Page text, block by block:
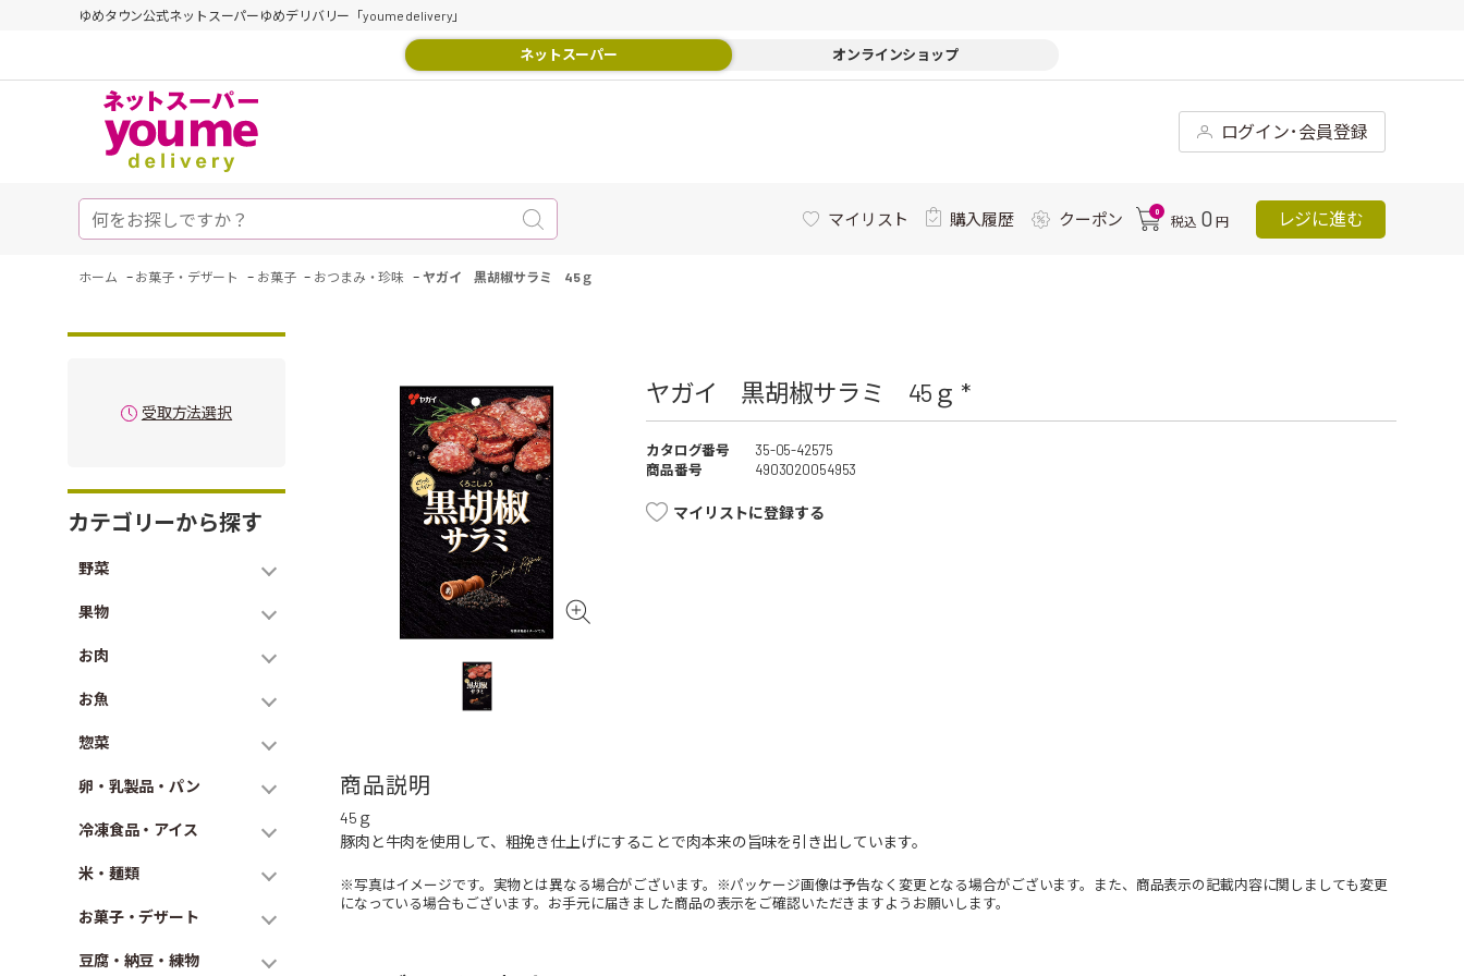
ゆめタウン公式ネットスーパーゆめデリバリー「youme delivery」
ネットスーパー オンラインショップ
ログイン･会員登録
マイリスト 購入履歴 クーポン 0
税込 0 円 レジに進む
ホーム - お菓子・デザート - お菓子 - おつまみ・珍味 - ヤガイ 黒胡椒サラミ 45ｇ
受取方法選択
カテゴリーから探す
野菜
果物
お肉
お魚
惣菜
卵・乳製品・パン
冷凍食品・アイス
米・麺類
お菓子・デザート
豆腐・納豆・練物
ヤガイ 黒胡椒サラミ 45ｇ *
カタログ番号
35-05-42575
商品番号
4903020054953
マイリストに登録する
商品説明
45ｇ
豚肉と牛肉を使用して、粗挽き仕上げにすることで肉本来の旨味を引き出しています。
※写真はイメージです。実物とは異なる場合がございます。※パッケージ画像は予告なく変更となる場合がございます。また、商品表示の記載内容に関しましても変更
になっている場合もございます。お手元に届きました商品の表示をご確認いただきますようお願いします。